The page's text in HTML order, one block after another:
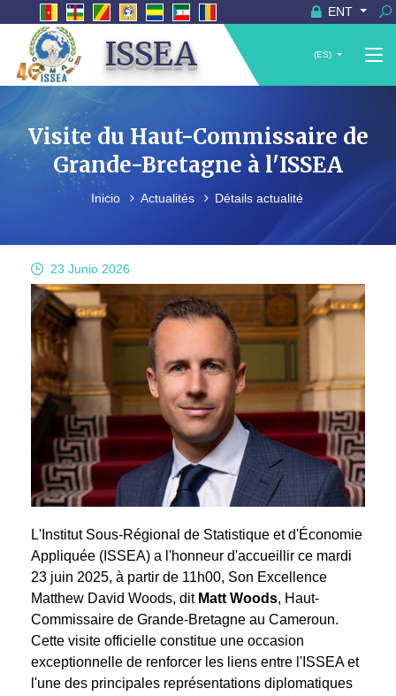
ENT
ISSEA (ES)
Visite du Haut-Commissaire de
Grande-Bretagne à l'ISSEA
Inicio Actualités Détails actualité
23 Junio 2026
L'Institut Sous-Régional de Statistique et d'Économie
Appliquée (ISSEA) a l'honneur d'accueillir ce mardi
23 juin 2025, à partir de 11h00, Son Excellence
Matthew David Woods, dit Matt Woods, Haut-
Commissaire de Grande-Bretagne au Cameroun.
Cette visite officielle constitue une occasion
exceptionnelle de renforcer les liens entre l'ISSEA et
l'une des principales représentations diplomatiques